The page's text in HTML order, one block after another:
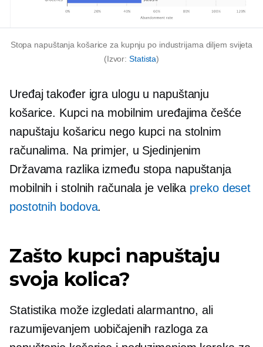
Stopa napuštanja košarice za kupnju po industrijama diljem svijeta
(Izvor:Statista)
Uređaj također igra ulogu u napuštanju
košarice. Kupci na mobilnim uređajima češće
napuštaju košaricu nego kupci na stolnim
računalima. Na primjer, u Sjedinjenim
Državama razlika između stopa napuštanja
mobilnih i stolnih računala je velika preko deset
postotnih bodova.
Zašto kupci napuštaju
svoja kolica?
Statistika može izgledati alarmantno, ali
razumijevanjem uobičajenih razloga za